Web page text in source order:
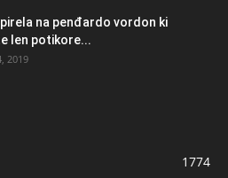
na penđardo vordon ki
len potikore...
2019
1774